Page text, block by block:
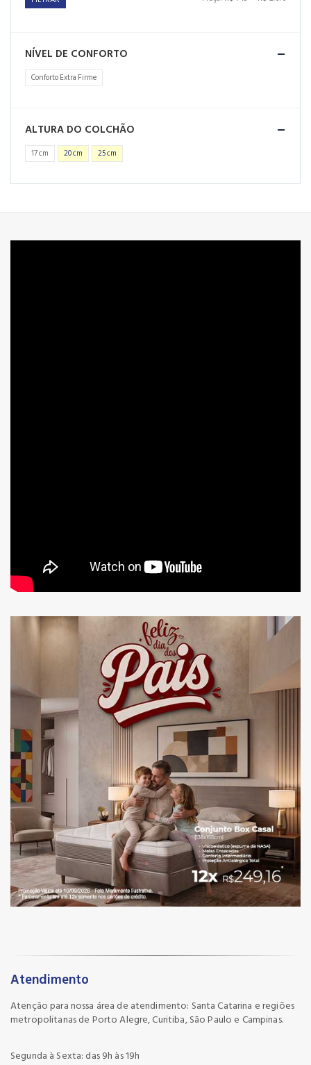
NÍVEL DE CONFORTO
Conforto Extra Firme
ALTURA DO COLCHÃO
17 cm 20 cm 25 cm
Atendimento
Atenção para nossa área de atendimento: Santa Catarina e regiões
metropolitanas de Porto Alegre, Curitiba, São Paulo e Campinas.
Segunda à Sexta: das 9h às 19h